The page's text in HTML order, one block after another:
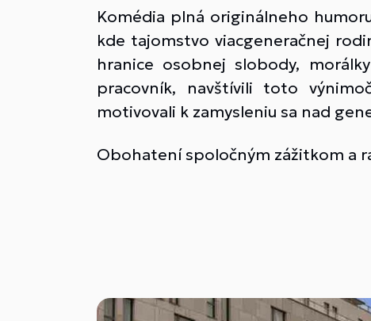
Komédia plná originálneho
kde tajomstvo viacgeneračnej
hranice osobnej slobody,
pracovník, navštívili toto
motivovali k zamysleniu sa nad
Obohatení spoločným zážitkom a